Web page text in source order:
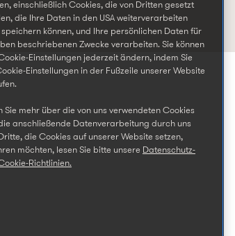
einschließlich Cookies, die von Dritten gesetzt
die Ihre Daten in den USA weiterverarbeiten
können, und Ihre persönlichen Daten für
beschriebenen Zwecke verarbeiten. Sie können
Einstellungen jederzeit ändern, indem Sie
Einstellungen in der Fußzeile unserer Website
Sie mehr über die von uns verwendeten Cookies
anschließende Datenverarbeitung durch uns
die Cookies auf unserer Website setzen,
möchten, lesen Sie bitte unsere Datenschutz-
Richtlinien.